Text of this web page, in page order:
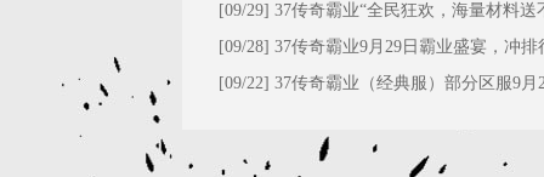
[09/29] 37传奇霸业“全民狂欢，海量材料送
停！”
[09/28] ​37传奇霸业9月29日霸业盛宴，冲排
大礼！
[09/22] 37传奇霸业（经典服）部分区服9月